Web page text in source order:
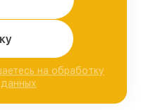
на обработку